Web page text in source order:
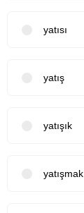
yatısı
yatış
yatışık
yatışmak